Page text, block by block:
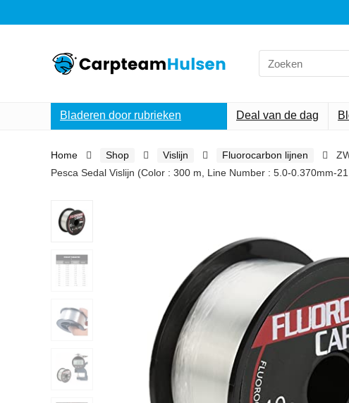
Search
for:
Bladeren door rubrieken Deal van de dag
Home Shop Vislijn Fluorocarbon lijnen
Pesca Sedal Vislijn (Color : 300 m, Line Number : 5.0-0.370mm-